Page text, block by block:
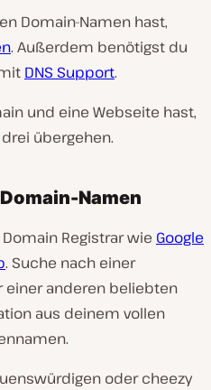
Domain-Namen hast,
. Außerdem benötigst du
DNS Support.
und eine Webseite hast,
übergehen.
Namen
Registrar wie Google
. Suche nach einer
einer anderen beliebten
aus deinem vollen
oder cheezy